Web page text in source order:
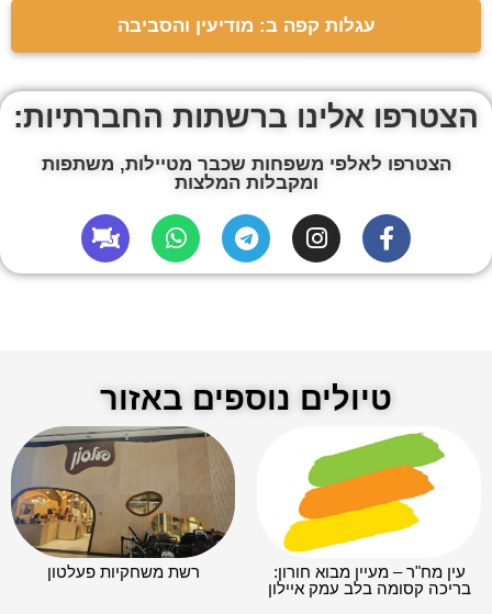
עגלות קפה ב: מודיעין והסביבה
הצטרפו אלינו ברשתות החברתיות:
הצטרפו לאלפי משפחות שכבר מטיילות, משתפות
ומקבלות המלצות
טיולים נוספים באזור
עין מח"ר – מעיין מבוא חורון:
בריכה קסומה בלב עמק איילון
רשת משחקיות פעלטון